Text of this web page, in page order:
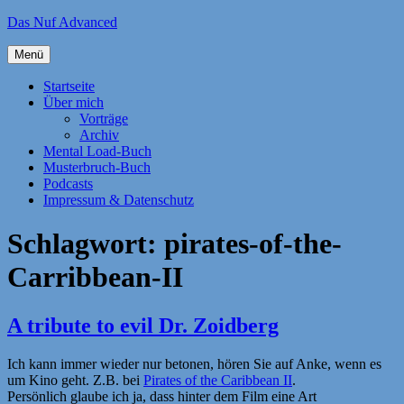
Zum
springen
Das Nuf Advanced
Menü
Startseite
Über mich
Vorträge
Archiv
Mental Load-Buch
Musterbruch-Buch
Podcasts
Impressum & Datenschutz
Schlagwort: pirates-of-the-
Carribbean-II
A tribute to evil Dr. Zoidberg
Ich kann immer wieder nur betonen, hören Sie auf Anke, wenn es
um Kino geht. Z.B. bei Pirates of the Caribbean II.
Persönlich glaube ich ja, dass hinter dem Film eine Art